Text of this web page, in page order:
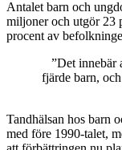
Antalet barn och
miljoner och utgör 23
procent av
”Det innebär
fjärde barn,
Tandhälsan hos barn
med före 1990-talet,